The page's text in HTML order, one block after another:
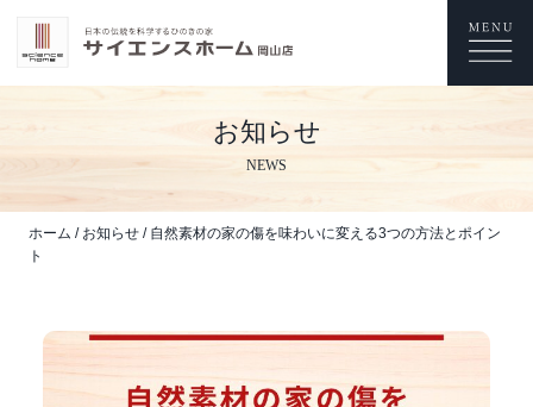
お知らせ
NEWS
ホーム / お知らせ/ 自然素材の家の傷を味わいに変える3つの方法とポイン
ト